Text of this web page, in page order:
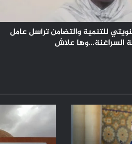
للتنمية والتضامن تراسل عامل
السراغنة…وها علاش